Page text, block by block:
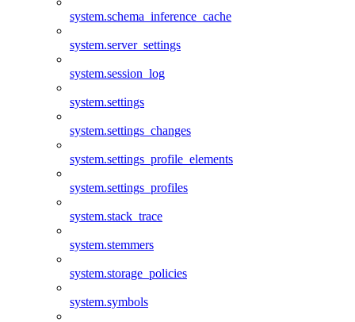
system.schema_inference_cache
system.server_settings
system.session_log
system.settings
system.settings_changes
system.settings_profile_elements
system.settings_profiles
system.stack_trace
system.stemmers
system.storage_policies
system.symbols